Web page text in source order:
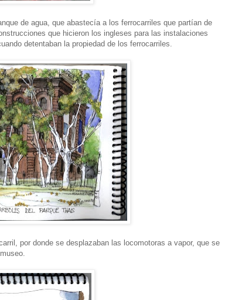
de agua, que abastecía a los ferrocarriles que partían de
que hicieron los ingleses para las instalaciones
detentaban la propiedad de los ferrocarriles.
por donde se desplazaban las locomotoras a vapor, que se